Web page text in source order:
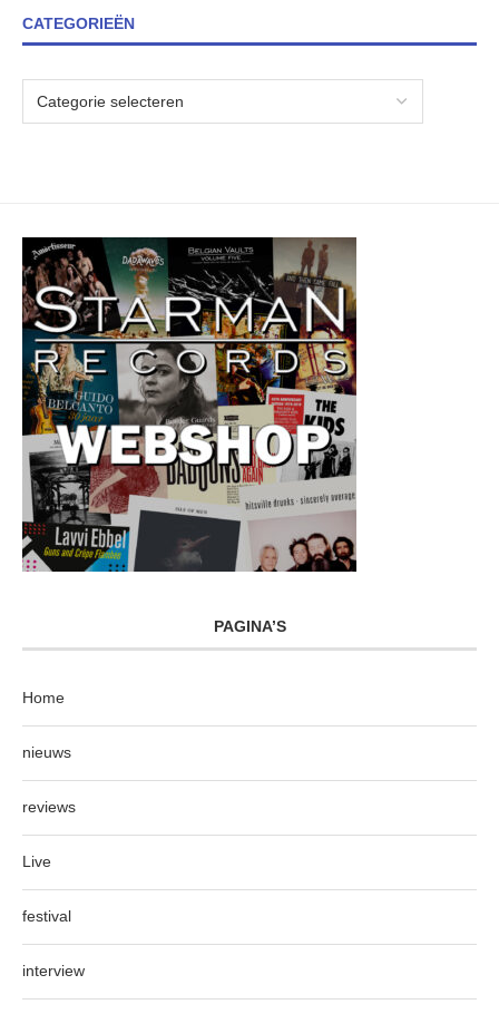
CATEGORIEËN
PAGINA’S
Home
nieuws
reviews
Live
festival
interview